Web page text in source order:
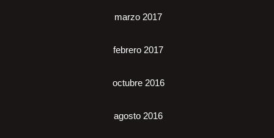
marzo 2017
febrero 2017
octubre 2016
agosto 2016